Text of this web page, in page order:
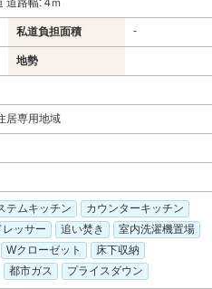
道路幅: 4ｍ
私道負担面積 -
地勢
居専用地域
テムキッチン
カウンターキッチン
ッサー
追い焚き
室内洗濯機置場
Wクローゼット
床下収納
都市ガス プライスダウン